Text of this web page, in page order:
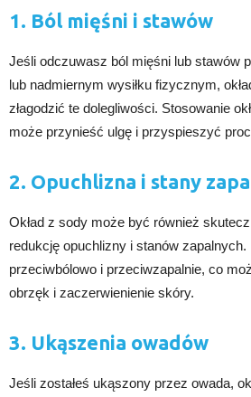
1. Ból mięśni i stawów
Jeśli odczuwasz ból mięśni lub stawów
lub nadmiernym wysiłku fizycznym,
złagodzić te dolegliwości. Stosowanie
może przynieść ulgę i przyspieszyć
2. Opuchlizna i stany
Okład z sody może być również
redukcję opuchlizny i stanów zapalnych.
przeciwbólowo i przeciwzapalnie, co
obrzęk i zaczerwienienie skóry.
3. Ukąszenia owadów
Jeśli zostałeś ukąszony przez owada,